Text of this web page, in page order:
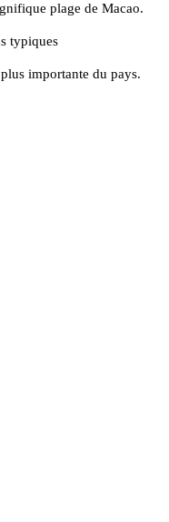
plage de Macao.
typiques
importante du pays.